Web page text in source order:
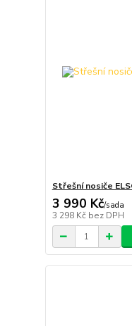
Střešní nosiče
3 990 Kč/sada
3 298 Kč bez DPH